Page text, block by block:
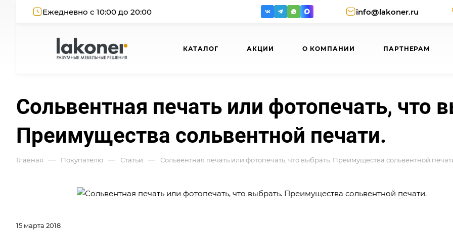
Ежедневно с 10:00 до 20:00 info@lakoner.ru
КАТАЛОГ АКЦИИ О КОМПАНИИ ПАРТНЕРАМ
Сольвентная печать или фотопечать, что
Преимущества сольвентной печати.
Главная — Покупателю — Статьи — Сольвентная печать или фотопечать, что выбрать. Преимущества сольвентной
15 марта 2018